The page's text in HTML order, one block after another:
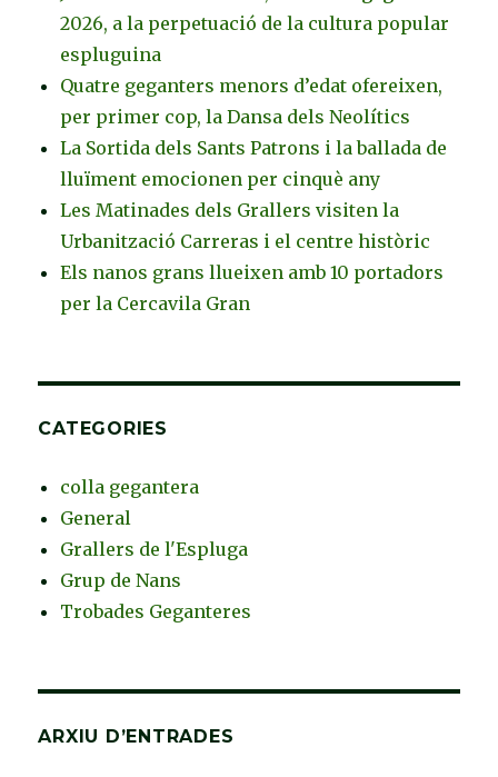
2026, a la perpetuació de la cultura popular
espluguina
Quatre geganters menors d’edat ofereixen,
per primer cop, la Dansa dels Neolítics
La Sortida dels Sants Patrons i la ballada de
lluïment emocionen per cinquè any
Les Matinades dels Grallers visiten la
Urbanització Carreras i el centre històric
Els nanos grans llueixen amb 10 portadors
per la Cercavila Gran
CATEGORIES
colla gegantera
General
Grallers de l'Espluga
Grup de Nans
Trobades Geganteres
ARXIU D’ENTRADES